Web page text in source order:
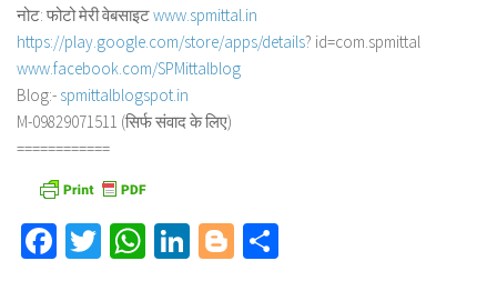
नोट: फोटो मेरी वेबसाइटwww.spmittal.in
https://play.google.com/store/apps/details? id=com.spmittal
www.facebook.com/SPMittalblog
Blog:- spmittalblogspot.in
M-09829071511 (सिर्फ संवाद के लिए)
============
Facebook
TwitterWhatsApp
LinkedIn
Blogger